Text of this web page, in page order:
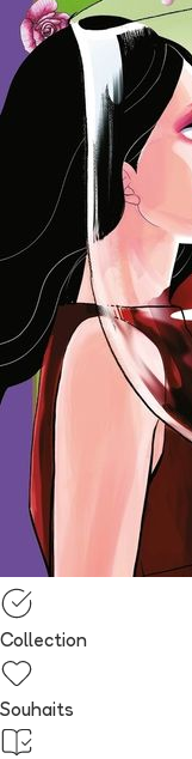
Collection
Souhaits